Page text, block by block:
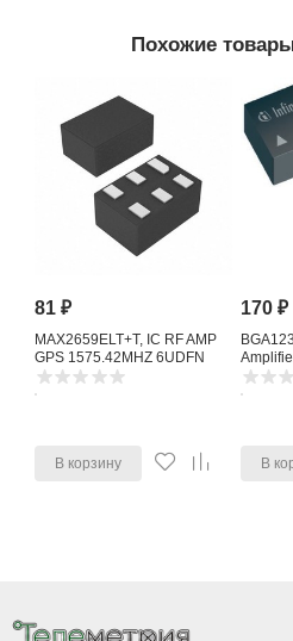
Похожие
81₽
MAX2659ELT+T, IC RF AMP
GPS 1575.42MHZ 6UDFN
В корзину
170₽
1615
В